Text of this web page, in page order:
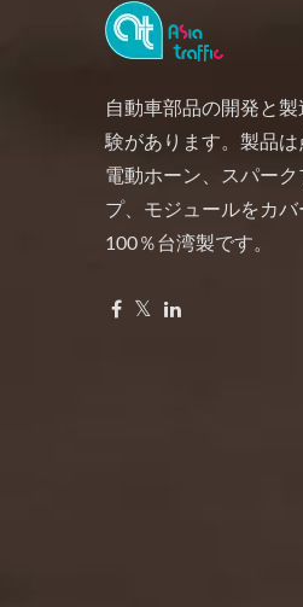
自動車部品の開発と
験があります。製品は
電動ホーン、スパーク
プ、モジュールをカバ
100％台湾製です。